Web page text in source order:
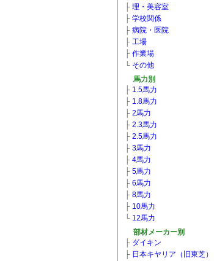
├ 理・美容室
├ 学校関係
├ 病院・医院
├ 工場
├ 作業場
└ その他
馬力別
├ 1.5馬力
├ 1.8馬力
├ 2馬力
├ 2.3馬力
├ 2.5馬力
├ 3馬力
├ 4馬力
├ 5馬力
├ 6馬力
├ 8馬力
├ 10馬力
└ 12馬力
部材メーカー別
├ ダイキン
├ 日本キヤリア（旧東芝）